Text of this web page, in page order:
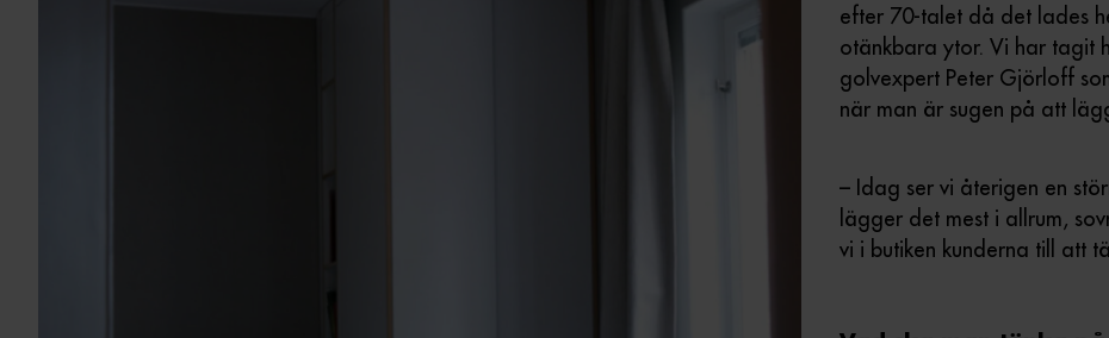
efter 70-talet då det lades
otänkbara ytor. Vi har tagit
golvexpert Peter Gjörloff
när man är sugen på att
– Idag ser vi återigen en
lägger det mest i allrum,
vi i butiken kunderna till att